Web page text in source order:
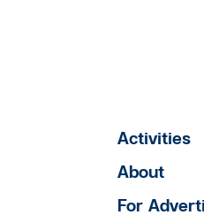
Activities
About
For